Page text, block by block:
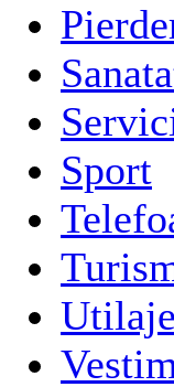
Sport
Utilaje